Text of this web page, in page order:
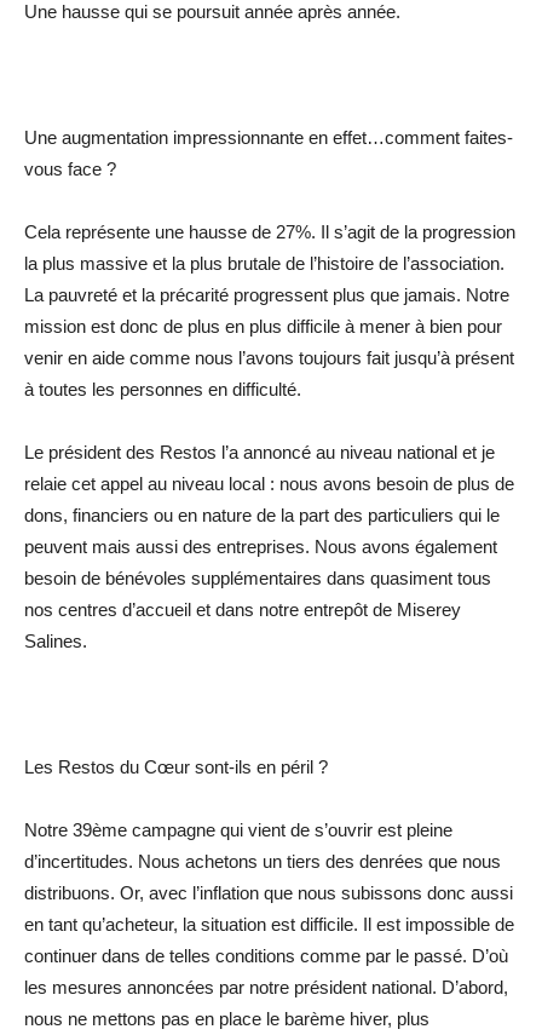
Une hausse qui se poursuit année après année.
Une augmentation impressionnante en effet…comment faites-
vous face ?
Cela représente une hausse de 27%. Il s’agit de la progression
la plus massive et la plus brutale de l’histoire de l’association.
La pauvreté et la précarité progressent plus que jamais. Notre
mission est donc de plus en plus difficile à mener à bien pour
venir en aide comme nous l’avons toujours fait jusqu’à présent
à toutes les personnes en difficulté.
Le président des Restos l’a annoncé au niveau national et je
relaie cet appel au niveau local : nous avons besoin de plus de
dons, financiers ou en nature de la part des particuliers qui le
peuvent mais aussi des entreprises. Nous avons également
besoin de bénévoles supplémentaires dans quasiment tous
nos centres d’accueil et dans notre entrepôt de Miserey
Salines.
Les Restos du Cœur sont-ils en péril ?
Notre 39ème campagne qui vient de s’ouvrir est pleine
d’incertitudes. Nous achetons un tiers des denrées que nous
distribuons. Or, avec l’inflation que nous subissons donc aussi
en tant qu’acheteur, la situation est difficile. Il est impossible de
continuer dans de telles conditions comme par le passé. D’où
les mesures annoncées par notre président national. D’abord,
nous ne mettons pas en place le barème hiver, plus